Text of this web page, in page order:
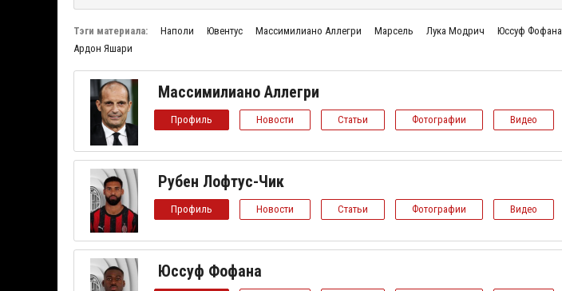
Тэги материала: Наполи Ювентус Массимилиано Аллегри Марсель Лука Модрич Юссуф Фофана
Ардон Яшари
Массимилиано Аллегри
Профиль Новости Статьи Фотографии Видео
Рубен Лофтус-Чик
Профиль Новости Статьи Фотографии Видео
Юссуф Фофана